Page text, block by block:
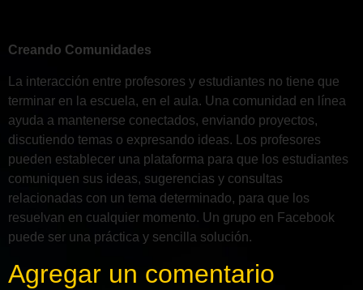
Creando Comunidades
La interacción entre profesores y estudiantes no tiene que
terminar en la escuela, en el aula. Una comunidad en línea
ayuda a mantenerse conectados, enviando proyectos,
discutiendo temas o expresando ideas. Los profesores
pueden establecer una plataforma para que los estudiantes
comuniquen sus ideas, sugerencias y consultas
relacionadas con un tema determinado, para que los
resuelvan en cualquier momento. Un grupo en Facebook
puede ser una práctica y sencilla solución.
Agregar un comentario